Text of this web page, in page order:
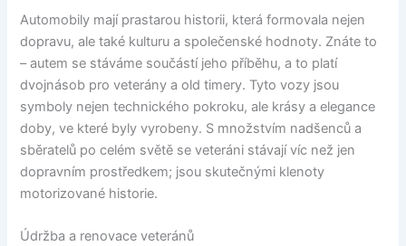
Automobily mají prastarou historii, která formovala nejen
dopravu, ale také kulturu a společenské hodnoty. Znáte to
– autem se stáváme součástí jeho příběhu, a to platí
dvojnásob pro veterány a old timery. Tyto vozy jsou
symboly nejen technického pokroku, ale krásy a elegance
doby, ve které byly vyrobeny. S množstvím nadšenců a
sběratelů po celém světě se veteráni stávají víc než jen
dopravním prostředkem; jsou skutečnými klenoty
motorizované historie.
Údržba a renovace veteránů